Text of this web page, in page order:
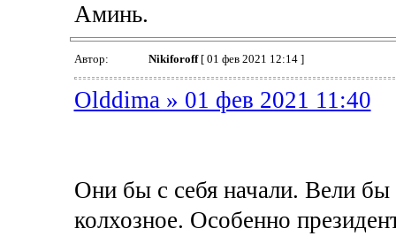
Аминь.
Автор: Nikiforoff[ 01 фев 2021 12:14 ]
Olddima » 01 фев 2021 11:40
Они бы с себя начали. Вели
колхозное. Особенно